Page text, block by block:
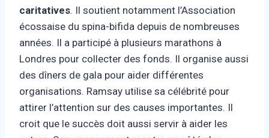
caritatives. Il soutient notamment l’Association
écossaise du spina-bifida depuis de nombreuses
années. Il a participé à plusieurs marathons à
Londres pour collecter des fonds. Il organise aussi
des dîners de gala pour aider différentes
organisations. Ramsay utilise sa célébrité pour
attirer l’attention sur des causes importantes. Il
croit que le succès doit aussi servir à aider les